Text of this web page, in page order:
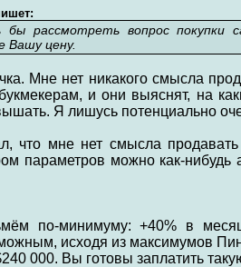
рассмотреть вопрос покупки
Вашу цену.
Мне нет никакого смысла
и они выяснят, на
Я лишусь потенциально
что мне нет смысла
параметров можно как-нибудь
по-минимуму: +40% в
исходя из максимумов
000. Вы готовы заплатить